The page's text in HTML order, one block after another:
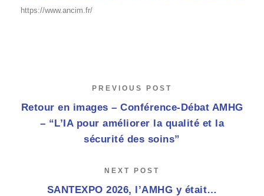
https://www.ancim.fr/
PREVIOUS POST
Retour en images – Conférence-Débat AMHG
– “L’IA pour améliorer la qualité et la
sécurité des soins”
NEXT POST
SANTEXPO 2026, l’AMHG y était…